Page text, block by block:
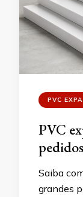
PVC
PVC
Saiba
grandes